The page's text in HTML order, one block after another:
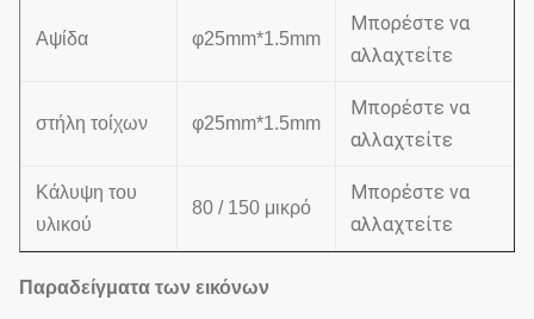
Αψίδα φ25mm*1.5mm
Μπορέστε να
αλλαχτείτε
στήλη τοίχων φ25mm*1.5mm
Μπορέστε να
αλλαχτείτε
Κάλυψη του
υλικού
80 / 150 μικρό
Μπορέστε να
αλλαχτείτε
Παραδείγματα των εικόνων